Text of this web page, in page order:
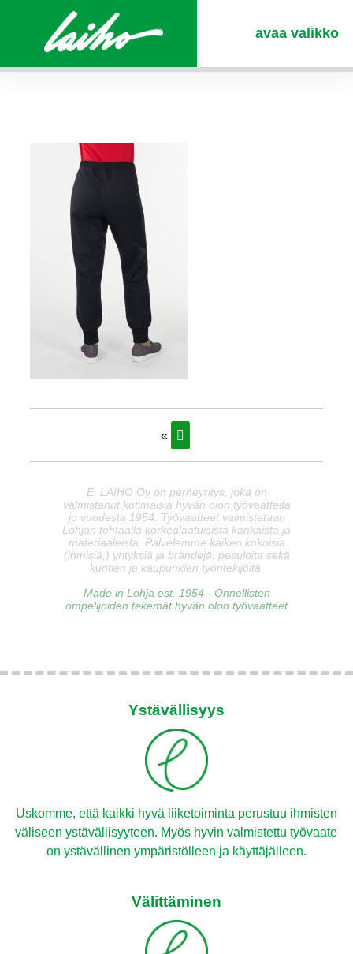
avaa valikko
«
E. LAIHO Oy on perheyritys, joka on
valmistanut kotimaisia hyvän olon työvaatteita
jo vuodesta 1954. Työvaatteet valmistetaan
Lohjan tehtaalla korkealaatuisista kankaista ja
materiaaleista. Palvelemme kaiken kokoisia
(ihmisiä,) yrityksiä ja brändejä, pesuloita sekä
kuntien ja kaupunkien työntekijöitä.
Made in Lohja est. 1954 - Onnellisten
ompelijoiden tekemät hyvän olon työvaatteet
Ystävällisyys
Uskomme, että kaikki hyvä liiketoiminta perustuu ihmisten
väliseen ystävällisyyteen. Myös hyvin valmistettu työvaate
on ystävällinen ympäristölleen ja käyttäjälleen.
Välittäminen